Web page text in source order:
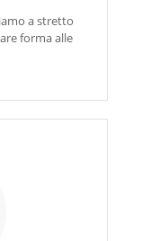
a stretto
forma alle